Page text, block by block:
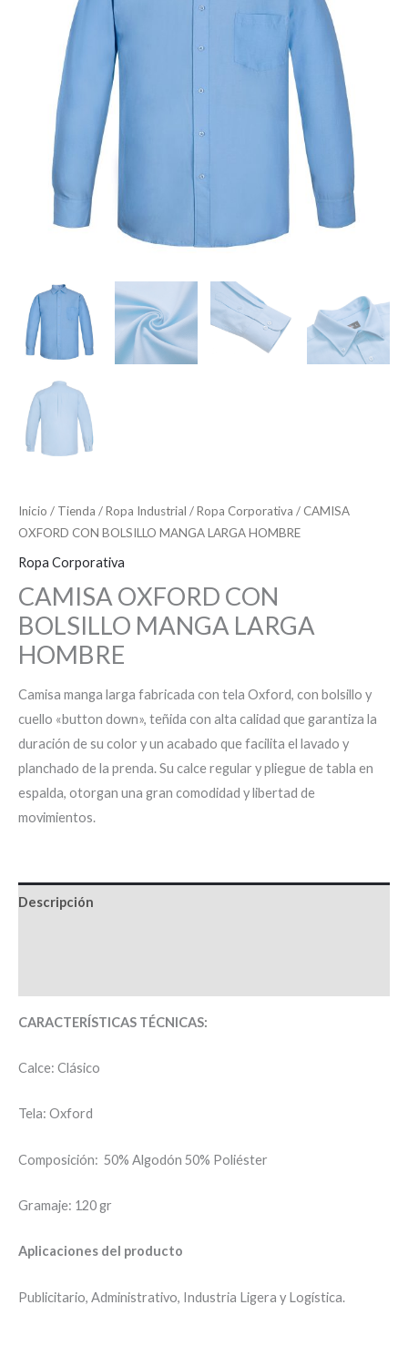
Inicio / Tienda /Ropa Industrial /Ropa Corporativa / CAMISA
OXFORD CON BOLSILLO MANGA LARGA HOMBRE
Ropa Corporativa
CAMISA OXFORD CON
BOLSILLO MANGA LARGA
HOMBRE
Camisa manga larga fabricada con tela Oxford, con bolsillo y
cuello «button down», teñida con alta calidad que garantiza la
duración de su color y un acabado que facilita el lavado y
planchado de la prenda. Su calce regular y pliegue de tabla en
espalda, otorgan una gran comodidad y libertad de
movimientos.
Descripción
CARACTERÍSTICAS TÉCNICAS:
Calce: Clásico
Tela: Oxford
Composición: 50% Algodón 50% Poliéster
Gramaje: 120 gr
Aplicaciones del producto
Publicitario, Administrativo, Industria Ligera y Logística.